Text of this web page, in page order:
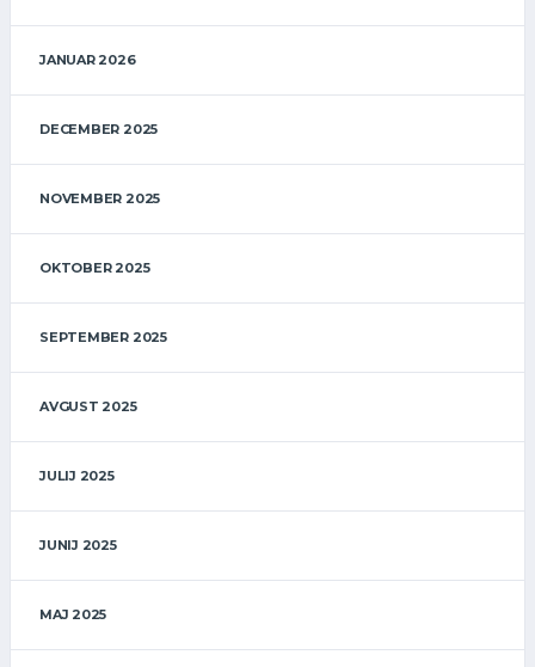
JANUAR 2026
DECEMBER 2025
NOVEMBER 2025
OKTOBER 2025
SEPTEMBER 2025
AVGUST 2025
JULIJ 2025
JUNIJ 2025
MAJ 2025